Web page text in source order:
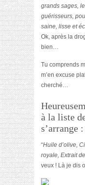
grands sages,
guérisseurs,
saine, lisse et
Ok, après la
bien…
Tu comprends
m’en excuse
cherché…
à la liste
s’arrange :
“Huile d’olive,
royale, Extrait
veux ! Là je dis